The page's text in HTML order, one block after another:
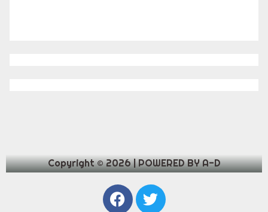
Copyright © 2026 | POWERED BY A-D